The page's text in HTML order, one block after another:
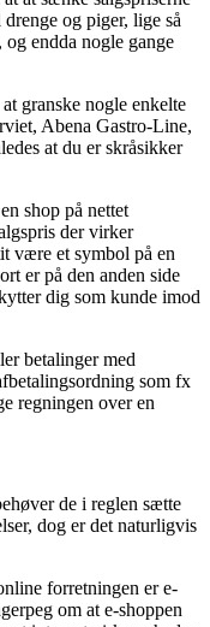
og piger, lige så
endda nogle gange
granske nogle enkelte
Abena Gastro-Line,
at du er skråsikker
shop på nettet
der virker
være et symbol på en
er på den anden side
dig som kunde imod
betalinger med
som fx
regningen over en
de i reglen sætte
dog er det naturligvis
forretningen er e-
om at e-shoppen